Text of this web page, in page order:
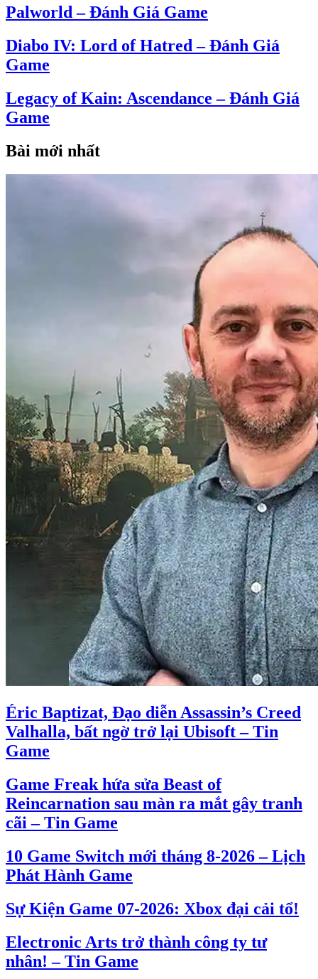
Palworld – Đánh Giá Game
Diabo IV: Lord of Hatred – Đánh Giá
Game
Legacy of Kain: Ascendance – Đánh Giá
Game
Bài mới nhất
Éric Baptizat, Đạo diễn Assassin’s Creed
Valhalla, bất ngờ trở lại Ubisoft – Tin
Game
Game Freak hứa sửa Beast of
Reincarnation sau màn ra mắt gây tranh
cãi – Tin Game
10 Game Switch mới tháng 8-2026 – Lịch
Phát Hành Game
Sự Kiện Game 07-2026: Xbox đại cải tổ!
Electronic Arts trở thành công ty tư
nhân! – Tin Game